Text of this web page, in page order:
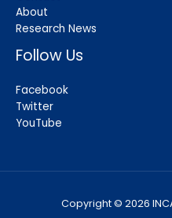
About
Research News
Follow Us
Facebook
Twitter
YouTube
Copyright © 2026